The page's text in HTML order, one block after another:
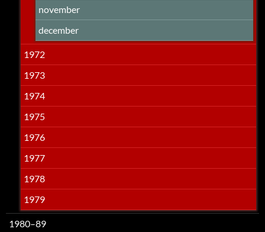
november
december
1972
1973
1974
1975
1976
1977
1978
1979
1980–89